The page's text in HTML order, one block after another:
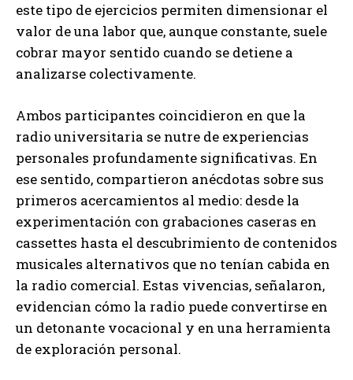
este tipo de ejercicios permiten dimensionar el
valor de una labor que, aunque constante, suele
cobrar mayor sentido cuando se detiene a
analizarse colectivamente.
Ambos participantes coincidieron en que la
radio universitaria se nutre de experiencias
personales profundamente significativas. En
ese sentido, compartieron anécdotas sobre sus
primeros acercamientos al medio: desde la
experimentación con grabaciones caseras en
cassettes hasta el descubrimiento de contenidos
musicales alternativos que no tenían cabida en
la radio comercial. Estas vivencias, señalaron,
evidencian cómo la radio puede convertirse en
un detonante vocacional y en una herramienta
de exploración personal.